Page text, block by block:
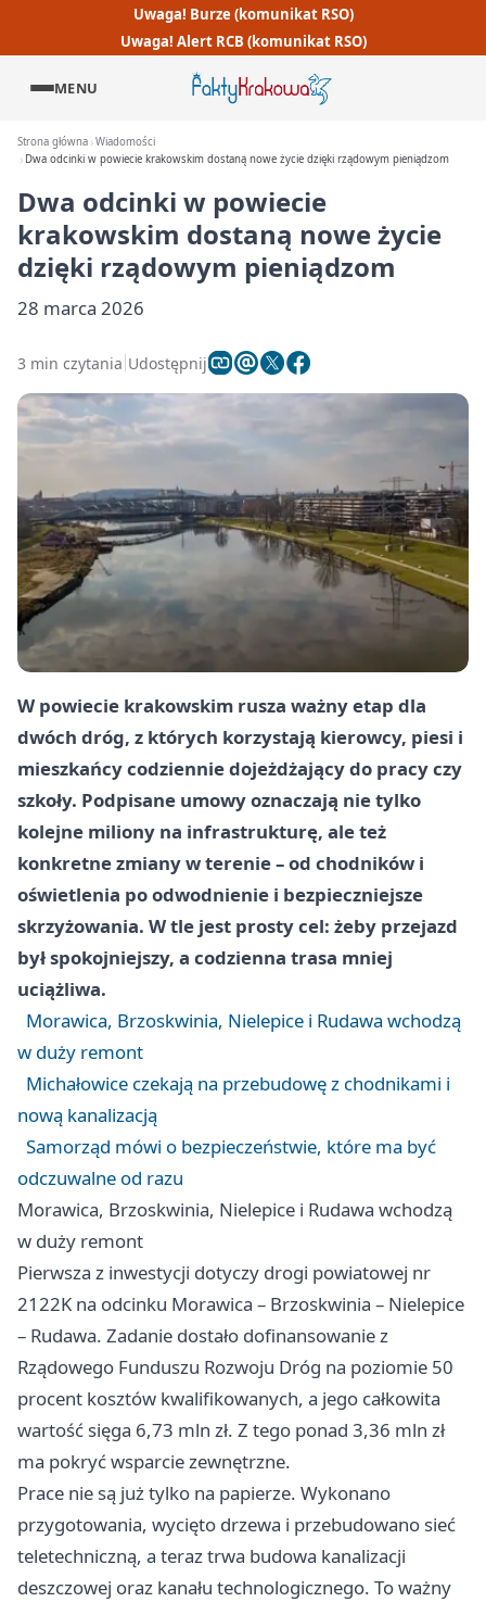
Uwaga! Burze (komunikat RSO)
Uwaga! Alert RCB (komunikat RSO)
MENU
Strona główna Wiadomości
Dwa odcinki w powiecie krakowskim dostaną nowe życie dzięki rządowym pieniądzom
Dwa odcinki w powiecie
krakowskim dostaną nowe życie
dzięki rządowym pieniądzom
28 marca 2026
3 min czytania Udostępnij
W powiecie krakowskim rusza ważny etap dla
dwóch dróg, z których korzystają kierowcy, piesi i
mieszkańcy codziennie dojeżdżający do pracy czy
szkoły. Podpisane umowy oznaczają nie tylko
kolejne miliony na infrastrukturę, ale też
konkretne zmiany w terenie – od chodników i
oświetlenia po odwodnienie i bezpieczniejsze
skrzyżowania. W tle jest prosty cel: żeby przejazd
był spokojniejszy, a codzienna trasa mniej
uciążliwa.
Morawica, Brzoskwinia, Nielepice i Rudawa wchodzą
w duży remont
Michałowice czekają na przebudowę z chodnikami i
nową kanalizacją
Samorząd mówi o bezpieczeństwie, które ma być
odczuwalne od razu
Morawica, Brzoskwinia, Nielepice i Rudawa wchodzą
w duży remont
Pierwsza z inwestycji dotyczy drogi powiatowej nr
2122K na odcinku Morawica – Brzoskwinia – Nielepice
– Rudawa. Zadanie dostało dofinansowanie z
Rządowego Funduszu Rozwoju Dróg na poziomie 50
procent kosztów kwalifikowanych, a jego całkowita
wartość sięga 6,73 mln zł. Z tego ponad 3,36 mln zł
ma pokryć wsparcie zewnętrzne.
Prace nie są już tylko na papierze. Wykonano
przygotowania, wycięto drzewa i przebudowano sieć
teletechniczną, a teraz trwa budowa kanalizacji
deszczowej oraz kanału technologicznego. To ważny